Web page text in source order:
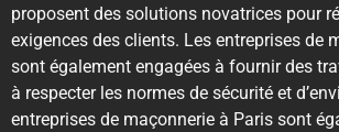
proposent des solutions novatrices pour
exigences des clients. Les entreprises de
sont également engagées à fournir des
à respecter les normes de sécurité et
entreprises de maçonnerie à Paris sont